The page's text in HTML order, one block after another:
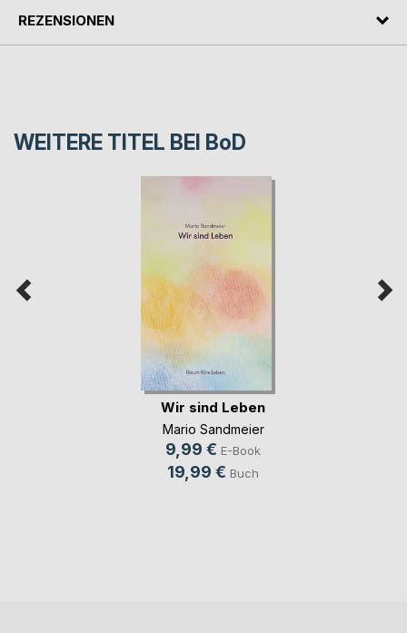
REZENSIONEN
WEITERE TITEL BEI BoD
Wir sind Leben
Mario Sandmeier
9,99 € E-Book
19,99 € Buch